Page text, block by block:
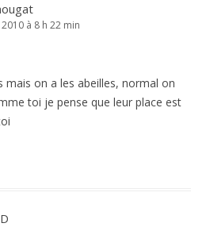
à 8 h 22 min
mais on a les abeilles, normal on
toi je pense que leur place est